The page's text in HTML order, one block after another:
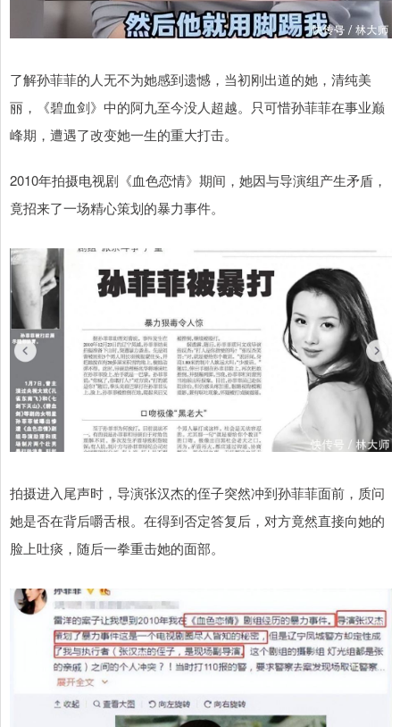
了解孙菲菲的人无不为她感到遗憾，当初刚出道的她，清纯美
丽，《碧血剑》中的阿九至今没人超越。只可惜孙菲菲在事业巅
峰期，遭遇了改变她一生的重大打击。
2010年拍摄电视剧《血色恋情》期间，她因与导演组产生矛盾，
竟招来了一场精心策划的暴力事件。
拍摄进入尾声时，导演张汉杰的侄子突然冲到孙菲菲面前，质问
她是否在背后嚼舌根。在得到否定答复后，对方竟然直接向她的
脸上吐痰，随后一拳重击她的面部。